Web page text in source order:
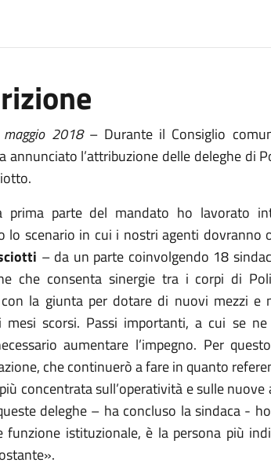
maggio2018– Durante il Consiglio
annunciato l’attribuzione delle deleghe di
prima parte del mandato ho lavorato
lo scenario in cui i nostri agenti dovranno
– da un parte coinvolgendo 18
che consenta sinergie tra i corpi di
la giunta per dotare di nuovi mezzi
mesi scorsi. Passi importanti, a cui se
aumentare l’impegno. Per
che continuerò a fare in quanto
concentrata sull’operatività e sulle
deleghe – ha concluso la sindaca -
funzione istituzionale, è la persona più